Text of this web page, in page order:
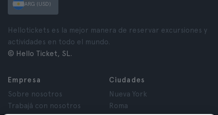
ARG (USD)
Hellotickets es la mejor manera de reservar excursiones y
actividades en todo el mundo.
© Hello Ticket, SL.
Empresa
Sobre nosotros
Trabajá con nosotros
Ciudades
Nueva York
Roma